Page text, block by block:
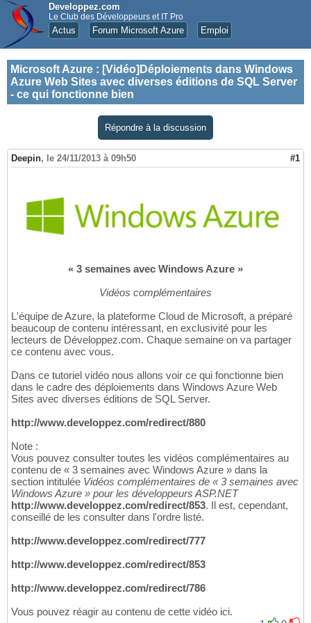
Developpez.com
Le Club des Développeurs et IT Pro
Actus Forum Microsoft Azure Emploi
Microsoft Azure : [Vidéo]Déploiements dans Windows
Azure Web Sites avec diverses éditions de SQL Server
- ce qui fonctionne bien
Répondre à la discussion
Deepin, le 24/11/2013 à 09h50 #1
« 3 semaines avec Windows Azure »
Vidéos complémentaires
L'équipe de Azure, la plateforme Cloud de Microsoft, a préparé
beaucoup de contenu intéressant, en exclusivité pour les
lecteurs de Développez.com. Chaque semaine on va partager
ce contenu avec vous.
Dans ce tutoriel vidéo nous allons voir ce qui fonctionne bien
dans le cadre des déploiements dans Windows Azure Web
Sites avec diverses éditions de SQL Server.
http://www.developpez.com/redirect/880
Note :
Vous pouvez consulter toutes les vidéos complémentaires au
contenu de « 3 semaines avec Windows Azure » dans la
section intitulée Vidéos complémentaires de « 3 semaines avec
Windows Azure » pour les développeurs ASP.NET
http://www.developpez.com/redirect/853. Il est, cependant,
conseillé de les consulter dans l'ordre listé.
http://www.developpez.com/redirect/777
http://www.developpez.com/redirect/853
http://www.developpez.com/redirect/786
Vous pouvez réagir au contenu de cette vidéo ici.